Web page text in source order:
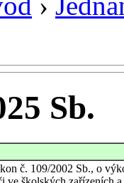
Sb.
č. 109/2002 Sb., o